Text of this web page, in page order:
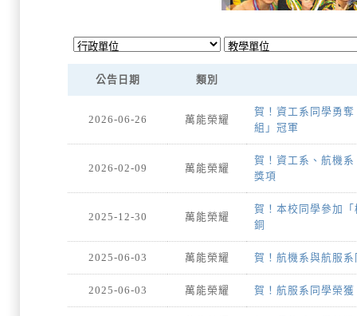
公告日期 類別
2026-06-26 萬能榮耀
賀！資工系同學勇
組」冠軍
2026-02-09 萬能榮耀
賀！資工系、航機
獎項
2025-12-30 萬能榮耀
賀！本校同學參加
銅
2025-06-03 萬能榮耀 賀！航機系與航服
2025-06-03 萬能榮耀 賀！航服系同學榮